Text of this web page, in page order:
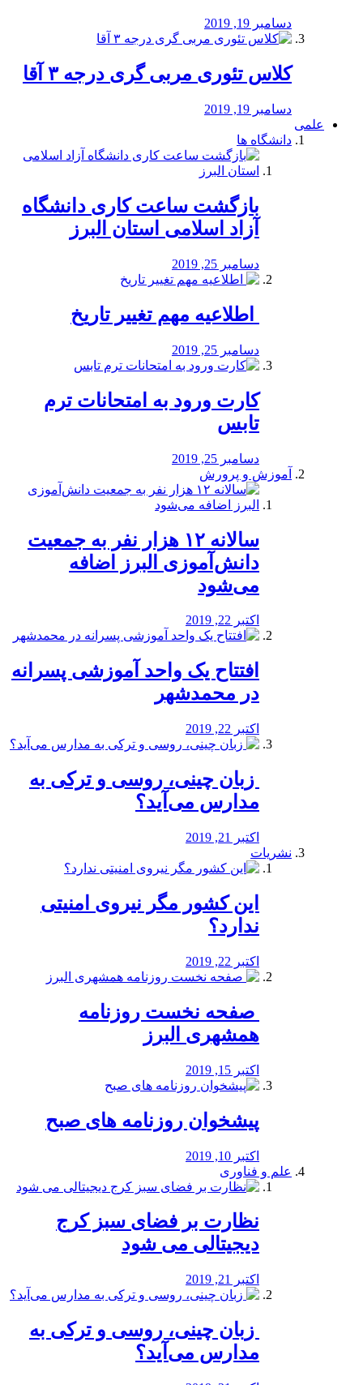
دسامبر 19, 2019
کلاس تئوری مربی گری درجه ۳ آقا
دسامبر 19, 2019
علمی
دانشگاه ها
بازگشت ساعت کاری دانشگاه
آزاد اسلامی استان البرز
دسامبر 25, 2019
️ اطلاعیه مهم تغییر تاریخ
دسامبر 25, 2019
کارت ورود به امتحانات ترم
تابس
دسامبر 25, 2019
آموزش و پرورش
️سالانه ۱۲ هزار نفر به جمعیت
دانش‌آموزی البرز اضافه
می‌شود
اکتبر 22, 2019
افتتاح یک واحد آموزشی پسرانه
در محمدشهر
اکتبر 22, 2019
️ زبان چینی، روسی و ترکی به
مدارس می‌آید؟
اکتبر 21, 2019
نشریات
این کشور مگر نیروی امنیتی
ندارد؟
اکتبر 22, 2019
️ صفحه نخست روزنامه‌
همشهری البرز
اکتبر 15, 2019
پیشخوان روزنامه های صبح
اکتبر 10, 2019
علم و فناوری
نظارت بر فضای سبز کرج
دیجیتالی می شود
اکتبر 21, 2019
️ زبان چینی، روسی و ترکی به
مدارس می‌آید؟